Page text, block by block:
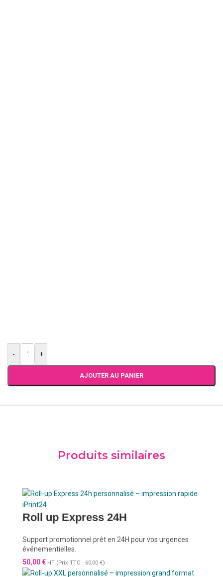
- +
AJOUTER AU PANIER
Produits similaires
Roll up Express 24H
Support promotionnel prêt en 24H pour vos urgences
événementielles.
50,00€ HT (Prix TTC : 60,00 €)